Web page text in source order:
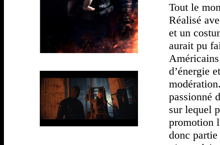
Tout le
Réalisé
et un
aurait pu
d’énergie
passionné
sur lequel
promotion
donc partie